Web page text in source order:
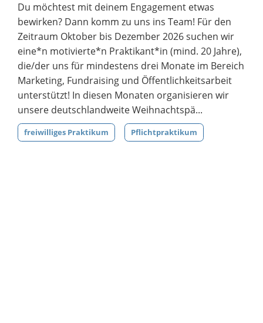
Du möchtest mit deinem Engagement etwas
bewirken? Dann komm zu uns ins Team! Für den
Zeitraum Oktober bis Dezember 2026 suchen wir
eine*n motivierte*n Praktikant*in (mind. 20 Jahre),
die/der uns für mindestens drei Monate im Bereich
Marketing, Fundraising und Öffentlichkeitsarbeit
unterstützt! In diesen Monaten organisieren wir
unsere deutschlandweite Weihnachtspä...
freiwilliges Praktikum Pflichtpraktikum